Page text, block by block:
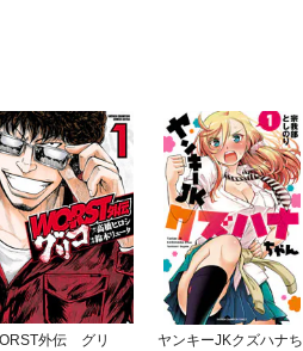
外伝 グリ
ヤンキーJKクズハナち